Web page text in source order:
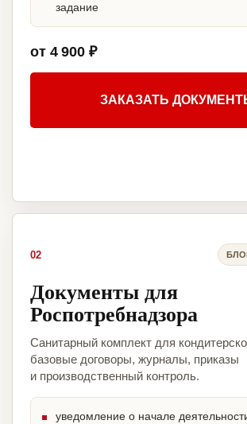
задание
от 4 900 ₽
ЗАКАЗАТЬ
02
Документы для
Роспотребнадзора
Санитарный комплект для
базовые договоры, журналы, приказы
и производственный контроль.
уведомление о начале